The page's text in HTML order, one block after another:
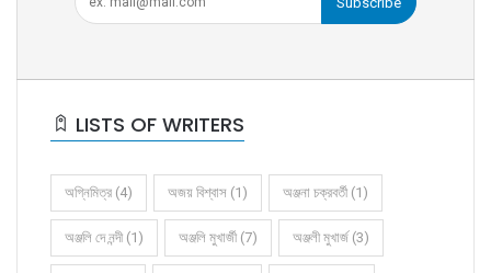
LISTS OF WRITERS
অগ্নিমিত্র (4) অজয় বিশ্বাস (1) অঞ্জনা চক্রবর্তী (1)
অঞ্জলি দে নন্দী (1) অঞ্জলি মুখার্জী (7) অঞ্জলী মুখার্জ (3)